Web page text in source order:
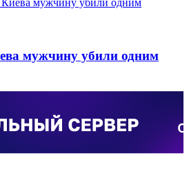
мужчину убили одним